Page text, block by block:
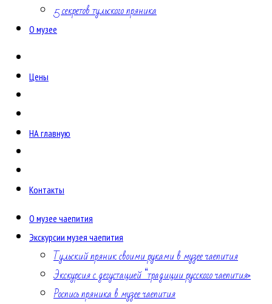
5 секретов тульского пряника
О музее
Цены
НА главную
Контакты
О музее чаепития
Экскурсии музея чаепития
Тульский пряник своими руками в музее чаепития
Экскурсия с дегустацией “традиции русского чаепития»
Роспись пряника в музее чаепития